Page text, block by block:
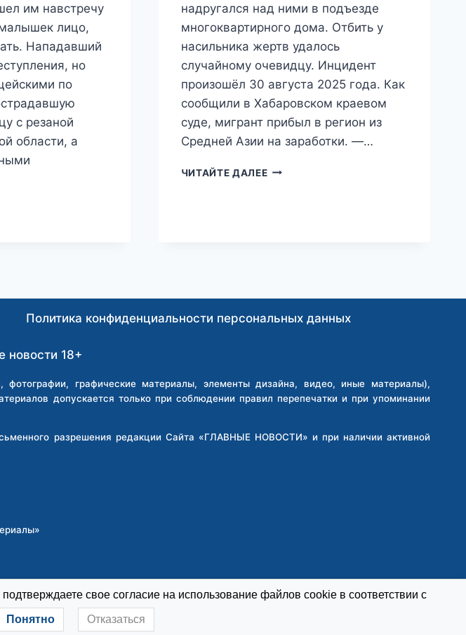
им навстречу
лицо,
Нападавший
но
по
с резаной
области, а
надругался над ними в подъезде
многоквартирного дома. Отбить у
насильника жертв удалось
случайному очевидцу. Инцидент
произошёл 30 августа 2025 года. Как
сообщили в Хабаровском краевом
суде, мигрант прибыл в регион из
Средней Азии на заработки. —…
ЧИТАЙТЕ ДАЛЕЕ«НИЧЕГО
ИХ
В
КРАЕ
Политика конфиденциальности персональных данных
новости 18+
графические материалы, элементы дизайна, видео, иные материалы),
допускается только при соблюдении правил перепечатки и при упоминании
разрешения редакции Сайта «ГЛАВНЫЕ НОВОСТИ» и при наличии активной
свое согласие на использование файлов cookie в соответствии с
Понятно Отказаться